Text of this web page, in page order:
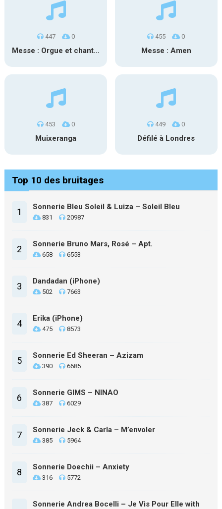
447 0
Messe : Orgue et chant 1
455 0
Messe : Amen
453 0
Muixeranga
449 0
Défilé à Londres
Top 10 des bruitages
1 Sonnerie Bleu Soleil & Luiza – Soleil Bleu
831 20987
2 Sonnerie Bruno Mars, Rosé – Apt.
658 6553
3 Dandadan (iPhone)
502 7663
4 Erika (iPhone)
475 8573
5 Sonnerie Ed Sheeran – Azizam
390 6685
6 Sonnerie GIMS – NINAO
387 6029
7 Sonnerie Jeck & Carla – M’envoler
385 5964
8 Sonnerie Doechii – Anxiety
316 5772
Sonnerie Andrea Bocelli – Je Vis Pour Elle with